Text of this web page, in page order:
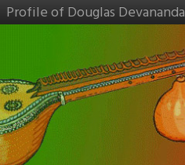
Profile of Douglas Devananda